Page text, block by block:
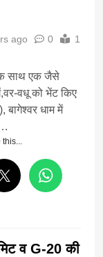
ago 0
1
साथ एक जैसे
वधू को भेंट किए
बागेश्वर धाम में
this...
व G-20 की